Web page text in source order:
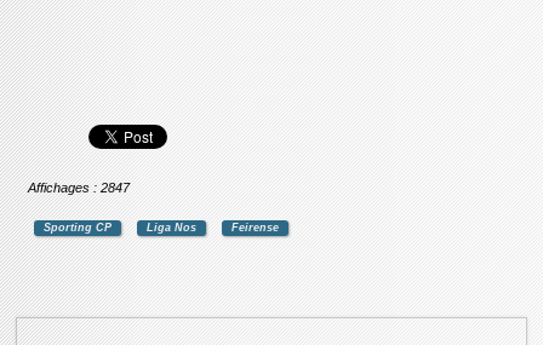
Affichages : 2847
Sporting CP Liga Nos Feirense